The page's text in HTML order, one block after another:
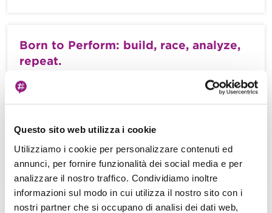
Questo sito web utilizza i cookie
Utilizziamo i cookie per personalizzare contenuti ed
annunci, per fornire funzionalità dei social media e per
analizzare il nostro traffico. Condividiamo inoltre
informazioni sul modo in cui utilizza il nostro sito con i
nostri partner che si occupano di analisi dei dati web,
Born to Perform: build, race, analyze,
repeat.
Uno dei temi che più ci hanno appassionato negli
valore dal dato. Complice […]
View more